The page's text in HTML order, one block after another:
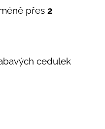
přes 2
cedulek